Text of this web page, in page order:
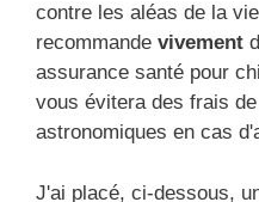
contre les aléas de la
recommande vivement
assurance santé pour
vous évitera des frais
astronomiques en cas
J'ai placé, ci-dessous,